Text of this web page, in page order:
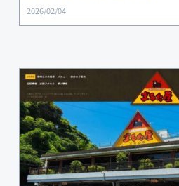
2026/02/04